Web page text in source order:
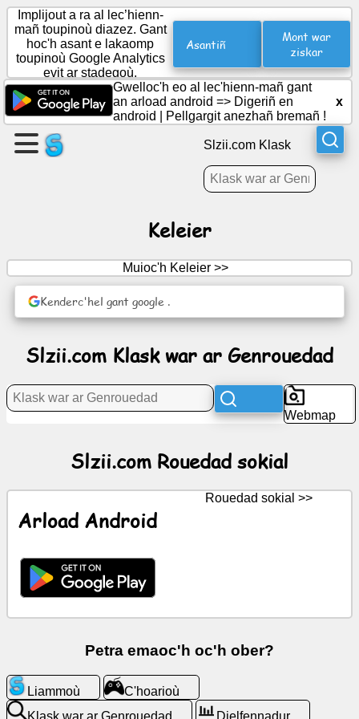
Krouiñ
ur
bajenn
Krouiñ
sokial
digoust
ChatGPT
Wiki
Klask
war
Implijout a ra al lec’hienn-
mañ toupinoù diazez. Gant
hoc'h asant e lakaomp
toupinoù Google Analytics
evit ar stadegoù.
Asantiñ
Mont war
ziskar
Gwelloc'h eo al lec'hienn-mañ gant
an arload android => Digeriñ en
android
Pellgargit anezhañ bremañ !
x
Slzii.com Klask
Keleier
Muioc'h Keleier >>
Kenderc'hel gant google .
Slzii.com Klask war ar Genrouedad
Webmap
Slzii.com Rouedad sokial
Arload Android
Rouedad sokial >>
Petra emaoc'h oc'h ober?
Liammoù
C'hoarioù
Klask war ar Genrouedad
Dielfennadur